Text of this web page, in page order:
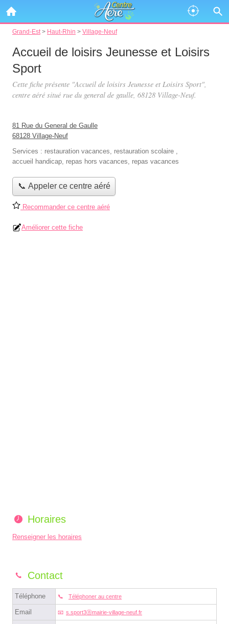
Grand-Est > Haut-Rhin > Village-Neuf
Accueil de loisirs Jeunesse et Loisirs
Sport
Cette fiche présente "Accueil de loisirs Jeunesse et Loisirs Sport",
centre aéré situé rue du general de gaulle, 68128 Village-Neuf.
81 Rue du General de Gaulle
68128 Village-Neuf
Services : restauration vacances, restauration scolaire ,
accueil handicap, repas hors vacances, repas vacances
📞 Appeler ce centre aéré
Recommander ce centre aéré
Améliorer cette fiche
Horaires
Renseigner les horaires
Contact
Téléphone Téléphoner au centre
Email s.sport3ⓐmairie-village-neuf.fr